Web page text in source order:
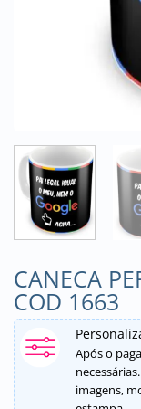
CANECA
COD 1663
Após o
imagens,